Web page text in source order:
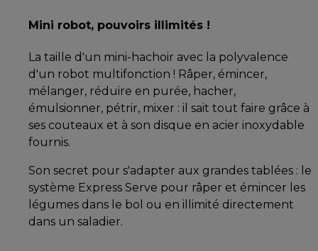
Mini robot, pouvoirs illimités !
La taille d'un mini-hachoir avec la polyvalence
d'un robot multifonction ! Râper, émincer,
mélanger, réduire en purée, hacher,
émulsionner, pétrir, mixer : il sait tout faire grâce à
ses couteaux et à son disque en acier inoxydable
fournis.
Son secret pour s'adapter aux grandes tablées : le
système Express Serve pour râper et émincer les
légumes dans le bol ou en illimité directement
dans un saladier.